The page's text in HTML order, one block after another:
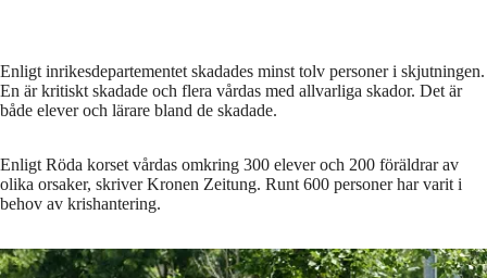
Enligt inrikesdepartementet skadades minst tolv personer i skjutningen.
En är kritiskt skadade och flera vårdas med allvarliga skador. Det är
både elever och lärare bland de skadade.
Enligt Röda korset vårdas omkring 300 elever och 200 föräldrar av
olika orsaker, skriver Kronen Zeitung. Runt 600 personer har varit i
behov av krishantering.